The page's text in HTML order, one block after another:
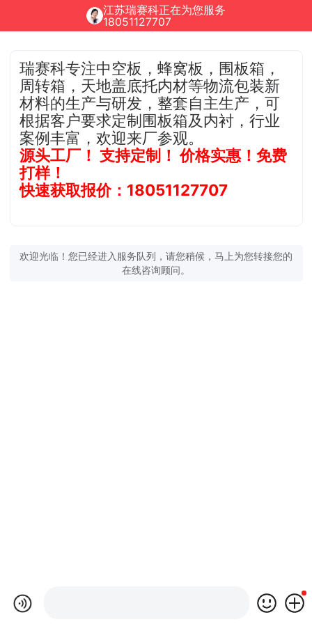
江苏瑞赛科正在为您服务
18051127707
瑞赛科专注中空板，蜂窝板，围板箱，
周转箱，天地盖底托内材等物流包装新
材料的生产与研发，整套自主生产，可
根据客户要求定制围板箱及内衬，行业
案例丰富，欢迎来厂参观。
源头工厂！ 支持定制！ 价格实惠！免费
打样！
快速获取报价：18051127707
欢迎光临！您已经进入服务队列，请您稍候，马上为您转接您的
在线咨询顾问。